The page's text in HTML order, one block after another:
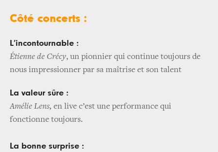
Côté concerts :
L’incontournable :
Étienne de Crécy, un pionnier qui continue toujours de
nous impressionner par sa maîtrise et son talent
La valeur sûre :
Amélie Lens, en live c’est une performance qui
fonctionne toujours.
La bonne surprise :